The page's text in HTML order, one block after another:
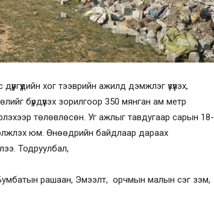
хог тээврийн ажилд дэмжлэг үзүүлэх,
бүрдүүлэх зорилгоор 350 мянган ам метр
төлөвлөсөн. Уг ажлыг тавдугаар сарын 18-
юм. Өнөөдрийн байдлаар дараах
Тодруулбал,
Бумбатын рашаан, Эмээлт, орчмын малын сэг зэм,